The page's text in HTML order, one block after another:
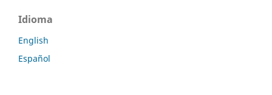
Idioma
English
Español